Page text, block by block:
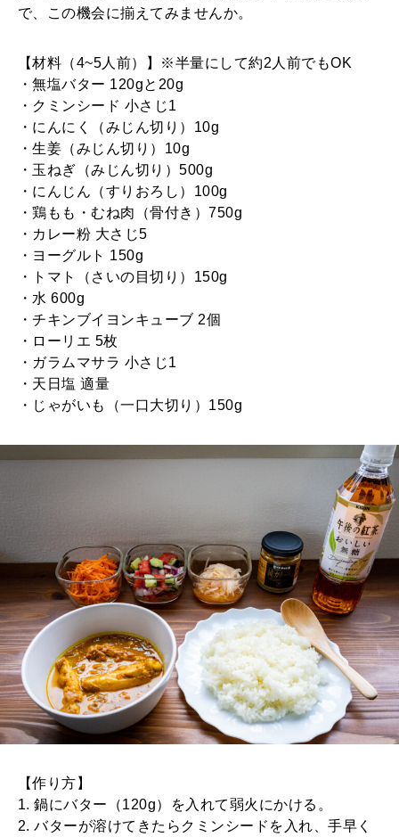
で、この機会に揃えてみませんか。
【材料（4~5人前）】※半量にして約2人前でもOK
・無塩バター 120gと20g
・クミンシード 小さじ1
・にんにく（みじん切り）10g
・生姜（みじん切り）10g
・玉ねぎ（みじん切り）500g
・にんじん（すりおろし）100g
・鶏もも・むね肉（骨付き）750g
・カレー粉 大さじ5
・ヨーグルト 150g
・トマト（さいの目切り）150g
・水 600g
・チキンブイヨンキューブ 2個
・ローリエ 5枚
・ガラムマサラ 小さじ1
・天日塩 適量
・じゃがいも（一口大切り）150g
【作り方】
1. 鍋にバター（120g）を入れて弱火にかける。
2. バターが溶けてきたらクミンシードを入れ、手早く